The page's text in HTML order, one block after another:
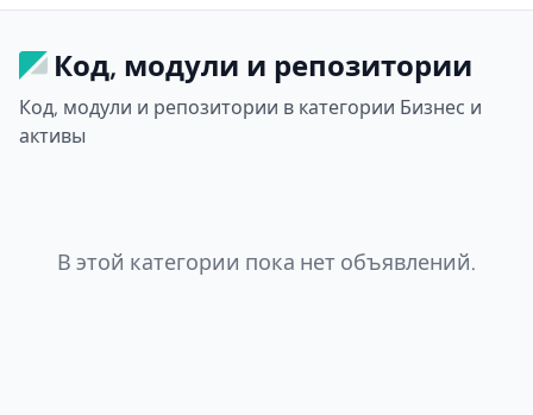
Код, модули и репозитории
Код, модули и репозитории в категории Бизнес и
активы
В этой категории пока нет объявлений.